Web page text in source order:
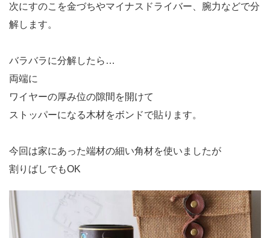
次にすのこを金づちやマイナスドライバー、腕力などで分
解します。
バラバラに分解したら…
両端に
ワイヤーの厚み位の隙間を開けて
ストッパーになる木材をボンドで貼ります。
今回は家にあった端材の細い角材を使いましたが
割りばしでもOK